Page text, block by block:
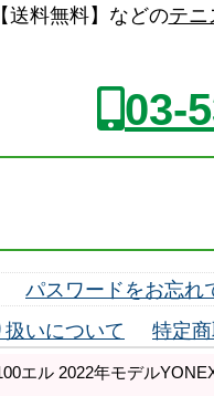
送料無料】などのテニ
03-
パスワードをお忘れ
いについて 特定
エル 2022年モデル